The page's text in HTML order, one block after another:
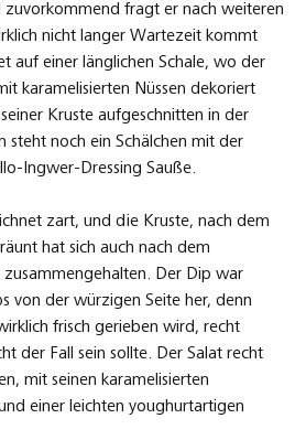
zuvorkommend fragt er nach weiteren
nicht langer Wartezeit kommt
auf einer länglichen Schale, wo der
karamelisierten Nüssen dekoriert
Kruste aufgeschnitten in der
steht noch ein Schälchen mit der
Ingwer-Dressing Sauße.
zart, und die Kruste, nach dem
hat sich auch nach dem
Der Dip war
von der würzigen Seite her, denn
frisch gerieben wird, recht
der Fall sein sollte. Der Salat recht
mit seinen karamelisierten
einer leichten youghurtartigen